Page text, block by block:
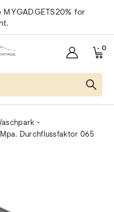
for
0
-
Durchflussfaktor 065